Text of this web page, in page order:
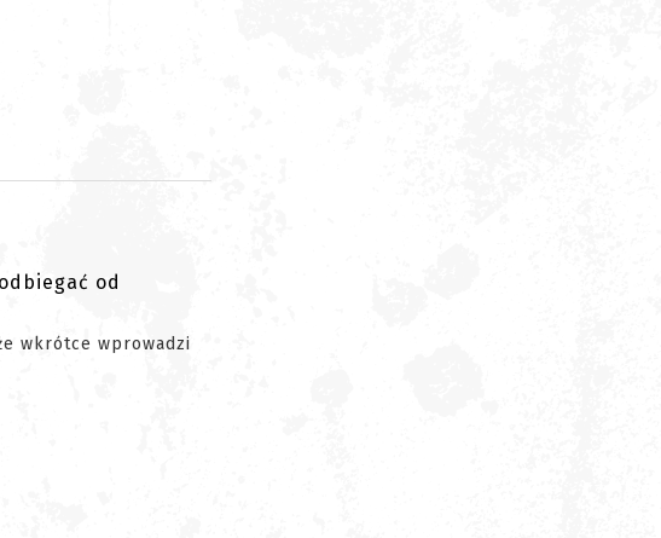
od
wkrótce wprowadzi